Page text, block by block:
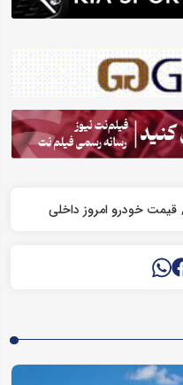
قیمت خودرو امروز داخلی